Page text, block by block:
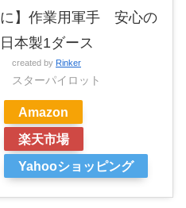
に】作業用軍手 安心の
日本製1ダース
created by Rinker
スターパイロット
Amazon
楽天市場
Yahooショッピング